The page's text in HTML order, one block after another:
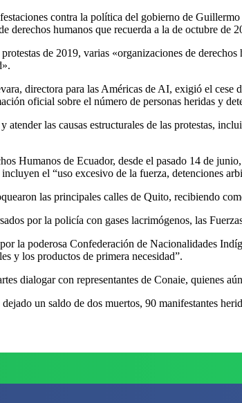
contra la política del gobierno de
derechos humanos que recuerda a la de octubre de
de 2019, varias «organizaciones de
directora para las Américas de AI, exigió el
oficial sobre el número de personas heridas y
atender las causas estructurales de las protestas,
Humanos de Ecuador, desde el pasado 14 de
el “uso excesivo de la fuerza, detenciones
las principales calles de Quito, recibiendo
por la policía con gases lacrimógenos, las
la poderosa Confederación de Nacionalidades
y los productos de primera necesidad”.
dialogar con representantes de Conaie, quienes
un saldo de dos muertos, 90 manifestantes